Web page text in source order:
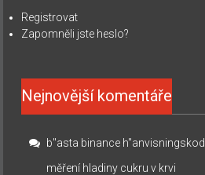
Registrovat
Zapomněli jste heslo?
Nejnovější komentáře
b"asta binance h"anvisningskod
měření hladiny cukru v krvi